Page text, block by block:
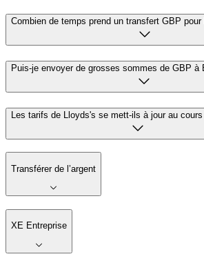
Combien de temps prend un transfert GBP
Puis-je envoyer de grosses sommes de GBP à
Les tarifs de Lloyds's se mett-ils à jour au
Transférer de l’argent
XE Entreprise